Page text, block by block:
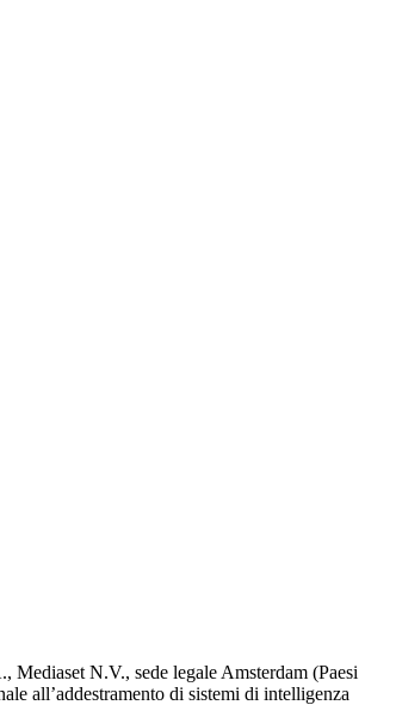
N.V., sede legale Amsterdam (Paesi
all’addestramento di sistemi di intelligenza